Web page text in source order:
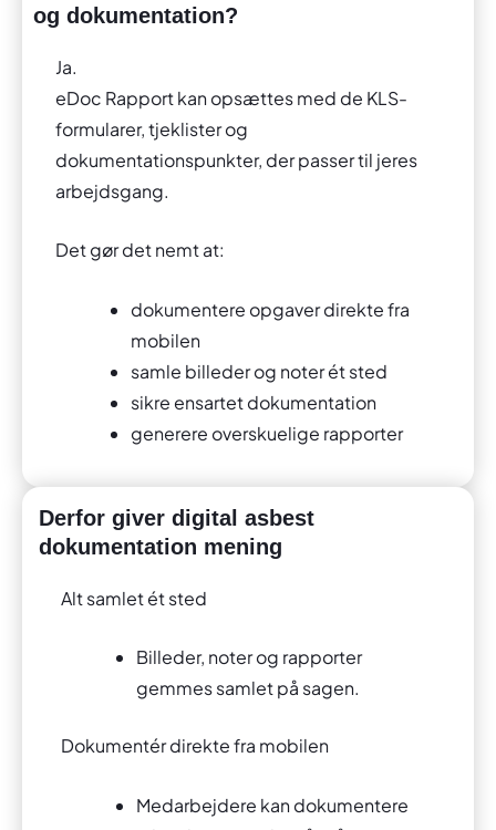
og dokumentation?
Ja.
eDoc Rapport kan opsættes med de KLS-
formularer, tjeklister og
dokumentationspunkter, der passer til jeres
arbejdsgang.
Det gør det nemt at:
dokumentere opgaver direkte fra
mobilen
samle billeder og noter ét sted
sikre ensartet dokumentation
generere overskuelige rapporter
Derfor giver digital asbest
dokumentation mening
Alt samlet ét sted
Billeder, noter og rapporter
gemmes samlet på sagen.
Dokumentér direkte fra mobilen
Medarbejdere kan dokumentere